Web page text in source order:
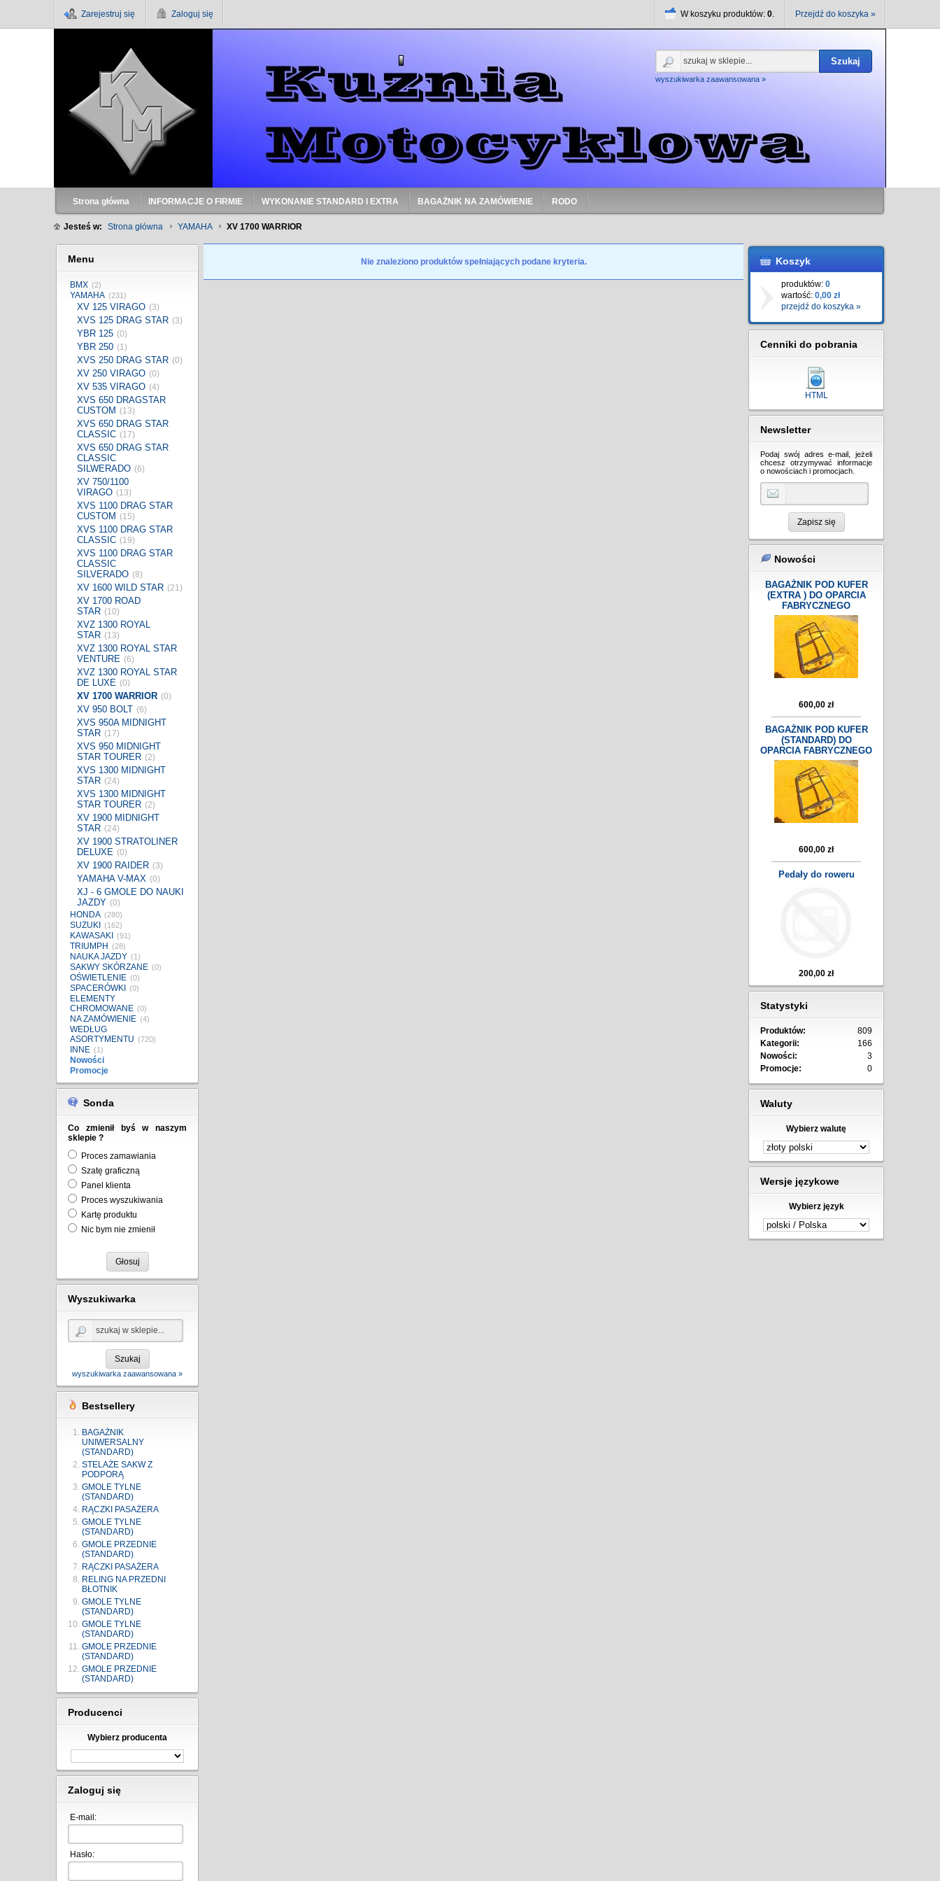
Zarejestruj się Zaloguj się W koszyku produktów: 0. Przejdź do koszyka »
Szukaj
wyszukiwarka zaawansowana »
Strona główna INFORMACJE O FIRMIE WYKONANIE STANDARD I EXTRA BAGAŻNIK NA ZAMÓWIENIE RODO
Jesteś w: Strona główna YAMAHA XV 1700 WARRIOR
Menu
BMX (2)
YAMAHA (231)
XV 125 VIRAGO (3)
XVS 125 DRAG STAR (3)
YBR 125 (0)
YBR 250 (1)
XVS 250 DRAG STAR (0)
XV 250 VIRAGO (0)
XV 535 VIRAGO (4)
XVS 650 DRAGSTAR
CUSTOM
(13)
XVS 650 DRAG STAR
CLASSIC (17)
XVS 650 DRAG STAR
CLASSIC
SILWERADO (6)
XV 750/1100
VIRAGO (13)
XVS 1100 DRAG STAR
CUSTOM
(15)
XVS 1100 DRAG STAR
CLASSIC (19)
XVS 1100 DRAG STAR
CLASSIC
SILVERADO (8)
XV 1600 WILD STAR (21)
XV 1700 ROAD
STAR (10)
XVZ 1300 ROYAL
STAR (13)
XVZ 1300 ROYAL STAR
VENTURE (6)
XVZ 1300 ROYAL STAR
DE LUXE (0)
XV 1700 WARRIOR (0)
XV 950 BOLT (6)
XVS 950A MIDNIGHT
STAR (17)
XVS 950 MIDNIGHT
STAR TOURER (2)
XVS 1300 MIDNIGHT
STAR (24)
XVS 1300 MIDNIGHT
STAR TOURER (2)
XV 1900 MIDNIGHT
STAR (24)
XV 1900 STRATOLINER
DELUXE (0)
XV 1900 RAIDER (3)
YAMAHA V-MAX (0)
XJ - 6 GMOLE DO NAUKI
JAZDY (0)
HONDA (280)
SUZUKI (162)
KAWASAKI (91)
TRIUMPH (28)
NAUKA JAZDY (1)
SAKWY SKÓRZANE (0)
OŚWIETLENIE (0)
SPACERÓWKI (0)
ELEMENTY
CHROMOWANE (0)
NA ZAMÓWIENIE (4)
WEDŁUG
ASORTYMENTU (720)
INNE (1)
Nowości
Promocje
Sonda
Co zmienił byś w naszym
sklepie ?
Proces zamawiania
Szatę graficzną
Panel klienta
Proces wyszukiwania
Kartę produktu
Nic bym nie zmienił
Głosuj
Wyszukiwarka
Szukaj
wyszukiwarka zaawansowana »
Bestsellery
BAGAŻNIK
UNIWERSALNY
(STANDARD)
STELAŻE SAKW Z
PODPORĄ
GMOLE TYLNE
(STANDARD)
RĄCZKI PASAŻERA
GMOLE TYLNE
(STANDARD)
GMOLE PRZEDNIE
(STANDARD)
RĄCZKI PASAŻERA
RELING NA PRZEDNI
BŁOTNIK
GMOLE TYLNE
(STANDARD)
GMOLE TYLNE
(STANDARD)
GMOLE PRZEDNIE
(STANDARD)
GMOLE PRZEDNIE
(STANDARD)
Producenci
Wybierz producenta
Zaloguj się
E-mail:
Hasło:
Nie znaleziono produktów spełniających podane kryteria. Koszyk
produktów: 0
wartość: 0,00 zł
przejdź do koszyka »
Cenniki do pobrania
HTML
Newsletter
Podaj swój adres e-mail, jeżeli
chcesz otrzymywać informacje
o nowościach i promocjach.
Zapisz się
Nowości
BAGAŻNIK POD KUFER
(EXTRA ) DO OPARCIA
FABRYCZNEGO
600,00 zł
BAGAŻNIK POD KUFER
(STANDARD) DO
OPARCIA FABRYCZNEGO
600,00 zł
Pedały do roweru
200,00 zł
Statystyki
Produktów:
809
Kategorii:
166
Nowości:
3
Promocje:
0
Waluty
Wybierz walutę
Wersje językowe
Wybierz język